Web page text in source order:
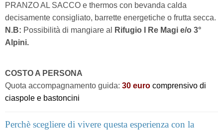
PRANZO AL SACCO e thermos con bevanda calda
decisamente consigliato, barrette energetiche o frutta secca.
N.B: Possibilità di mangiare al
Rifugio I Re Magi e/o 3°
Alpini.
COSTO A PERSONA
Quota accompagnamento guida: 30 euro comprensivo di
ciaspole e bastoncini
Perchè scegliere di vivere questa esperienza con la